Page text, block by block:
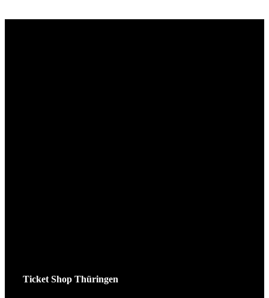
Ticket Shop Thüringen